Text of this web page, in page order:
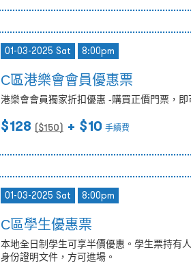
01-03-2025 Sat 8:00pm
C區港樂會會員優惠票
港樂會會員獨家折扣優惠 -購買正價門票，即
$128 ($150) + $10 手續費
01-03-2025 Sat 8:00pm
C區學生優惠票
本地全日制學生可享半價優惠。學生票持有
身份證明文件，方可進場。